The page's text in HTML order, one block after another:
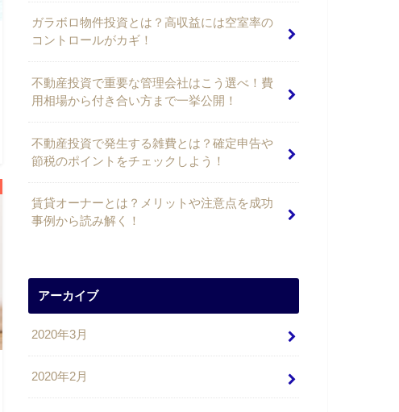
ガラボロ物件投資とは？高収益には空室率の
コントロールがカギ！
不動産投資で重要な管理会社はこう選べ！費
用相場から付き合い方まで一挙公開！
不動産投資で発生する雑費とは？確定申告や
節税のポイントをチェックしよう！
賃貸オーナーとは？メリットや注意点を成功
事例から読み解く！
アーカイブ
2020年3月
2020年2月